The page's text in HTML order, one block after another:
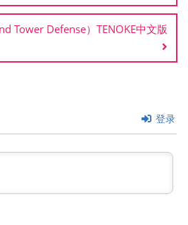
Tower Defense）TENOKE中文版
登录